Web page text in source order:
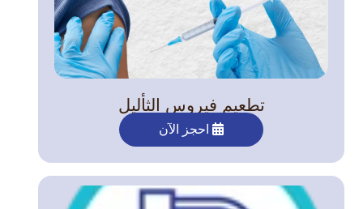
تطعيم فيروس الثأليل
احجز الآن